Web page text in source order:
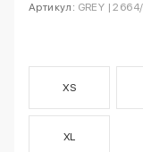
Артикул: GREY |
XS
XL